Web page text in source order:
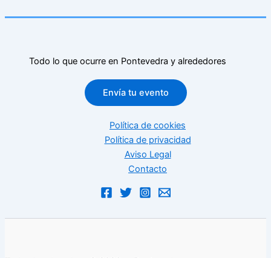
Todo lo que ocurre en Pontevedra y alrededores
Envía tu evento
Política de cookies
Política de privacidad
Aviso Legal
Contacto